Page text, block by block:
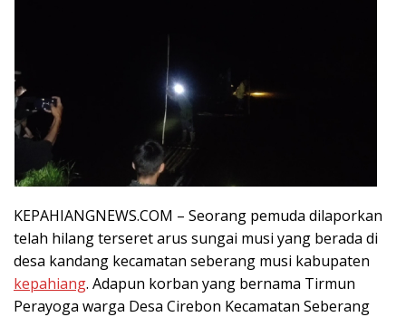
KEPAHIANGNEWS.COM – Seorang pemuda dilaporkan
telah hilang terseret arus sungai musi yang berada di
desa kandang kecamatan seberang musi kabupaten
kepahiang. Adapun korban yang bernama Tirmun
Perayoga warga Desa Cirebon Kecamatan Seberang